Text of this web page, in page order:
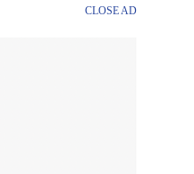
CLOSE AD